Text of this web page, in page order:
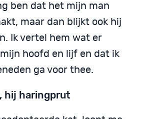
ben dat het mijn man
maar dan blijkt ook hij
Ik vertel hem wat er
hoofd en lijf en dat ik
ga voor thee.
hij haringprut